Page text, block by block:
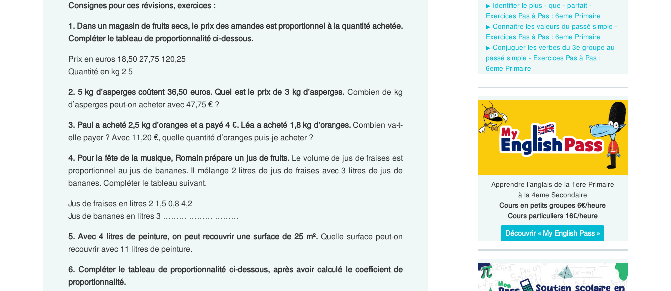
Consignes pour ces révisions, exercices :
1. Dans un magasin de fruits secs, le prix des amandes est proportionnel à la quantité achetée.
Compléter le tableau de proportionnalité ci-dessous.
Prix en euros 18,50 27,75 120,25
Quantité en kg 2 5
2. 5 kg d’asperges coûtent 36,50 euros. Quel est le prix de 3 kg d’asperges. Combien de kg
d’asperges peut-on acheter avec 47,75 € ?
3. Paul a acheté 2,5 kg d’oranges et a payé 4 €. Léa a acheté 1,8 kg d’oranges.Combien va-t-
elle payer ? Avec 11,20 €, quelle quantité d’oranges puis-je acheter ?
4. Pour la fête de la musique, Romain prépare un jus de fruits. Le volume de jus de fraises est
proportionnel au jus de bananes. Il mélange 2 litres de jus de fraises avec 3 litres de jus de
bananes. Compléter le tableau suivant.
Jus de fraises en litres 2 1,5 0,8 4,2
Jus de bananes en litres 3 ……… ……… ………
5. Avec 4 litres de peinture, on peut recouvrir une surface de 25 m². Quelle surface peut-on
recouvrir avec 11 litres de peinture.
6. Compléter le tableau de proportionnalité ci-dessous, après avoir calculé le coefficient de
proportionnalité.
Identifier le plus - que - parfait -
Exercices Pas à Pas : 6eme Primaire
Connaître les valeurs du passé simple -
Exercices Pas à Pas : 6eme Primaire
Conjuguer les verbes du 3e groupe au
passé simple - Exercices Pas à Pas :
6eme Primaire
Apprendre l’anglais de la 1ere Primaire
à la 4eme Secondaire
Cours en petits groupes 6€/heure
Cours particuliers 16€/heure
Découvrir « My English Pass »